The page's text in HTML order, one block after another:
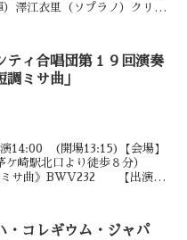
澤江衣里（ソプラノ）クリン
ィ合唱団第１９回演奏
調ミサ曲」
14:00 (開場13:15)【会場】
崎駅北口より徒歩８分）
ミサ曲》BWV232 【出演】
コレギウム・ジャパ